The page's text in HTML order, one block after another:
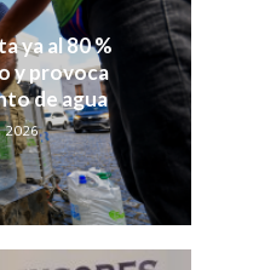
ya al 80 %
y provoca
de agua
2026